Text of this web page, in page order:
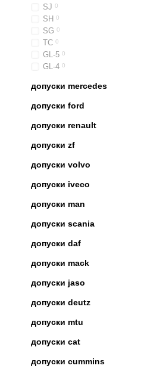
SJ 0
SH 0
SG 0
TC 0
GL-5 0
GL-4 0
допуски mercedes
допуски ford
допуски renault
допуски zf
допуски volvo
допуски iveco
допуски man
допуски scania
допуски daf
допуски mack
допуски jaso
допуски deutz
допуски mtu
допуски cat
допуски cummins